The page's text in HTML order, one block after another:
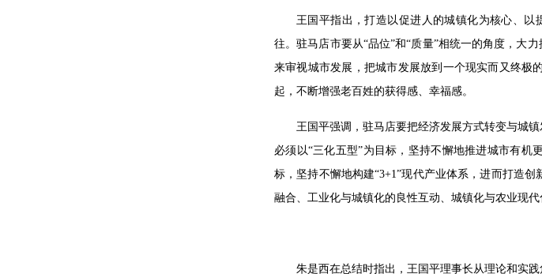
王国平指出，打造以促进人的城镇化为核心、以
往。驻马店市要从“品位”和“质量”相统一的角度，大
来审视城市发展，把城市发展放到一个现实而又终极
起，不断增强老百姓的获得感、幸福感。
王国平强调，驻马店要把经济发展方式转变与城
必须以“三化五型”为目标，坚持不懈地推进城市有机
标，坚持不懈地构建“3+1”现代产业体系，进而打造
融合、工业化与城镇化的良性互动、城镇化与农业现代
朱是西在总结时指出，王国平理事长从理论和实